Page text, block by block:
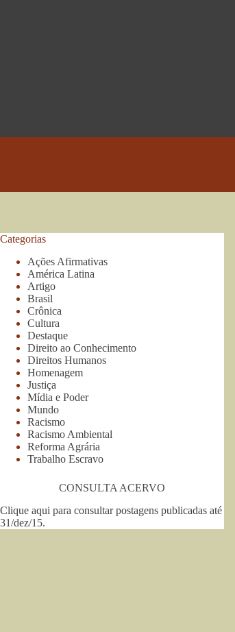
Categorias
Ações Afirmativas
América Latina
Artigo
Brasil
Crônica
Cultura
Destaque
Direito ao Conhecimento
Direitos Humanos
Homenagem
Justiça
Mídia e Poder
Mundo
Racismo
Racismo Ambiental
Reforma Agrária
Trabalho Escravo
CONSULTA ACERVO
Clique aqui para consultar postagens publicadas até
31/dez/15.